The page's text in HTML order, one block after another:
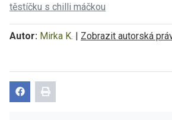
těstíčku s chilli máčkou
Autor: Mirka K. | Zobrazit autorská